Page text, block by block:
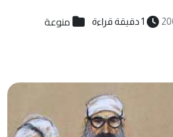
1 دقيقة قراءة منوعة